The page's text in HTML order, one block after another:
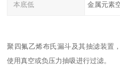
本底低 金属元素
聚四氟乙烯布氏漏斗及其抽滤装置
使用真空或负压力抽吸进行过滤。